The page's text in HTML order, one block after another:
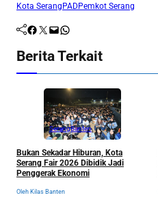
Kota SerangPADPemkot Serang
Facebook Twitter Mail WhatsApp
Berita Terkait
SerangBanten
Bukan Sekadar Hiburan, Kota
Serang Fair 2026 Dibidik Jadi
Penggerak Ekonomi
Oleh Kilas Banten